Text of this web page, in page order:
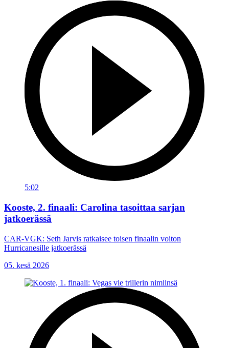
5:02
Kooste, 2. finaali: Carolina tasoittaa sarjan
jatkoerässä
CAR-VGK: Seth Jarvis ratkaisee toisen finaalin voiton
Hurricanesille jatkoerässä
05. kesä 2026